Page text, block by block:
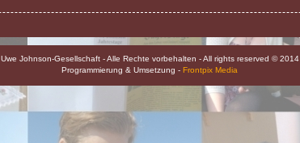
Uwe Johnson-Gesellschaft - Alle Rechte vorbehalten - All rights reserved © 2014
Programmierung & Umsetzung - Frontpix Media